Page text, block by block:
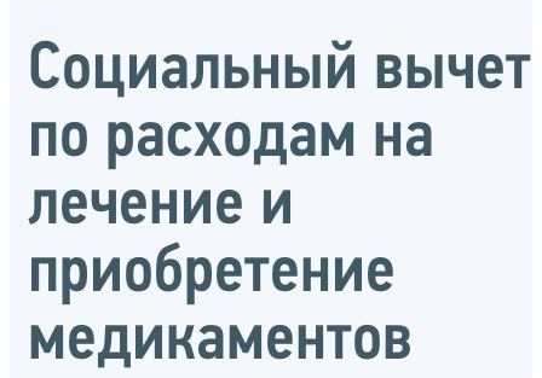
Социальный вычет
по расходам на
лечение и
приобретение
медикаментов